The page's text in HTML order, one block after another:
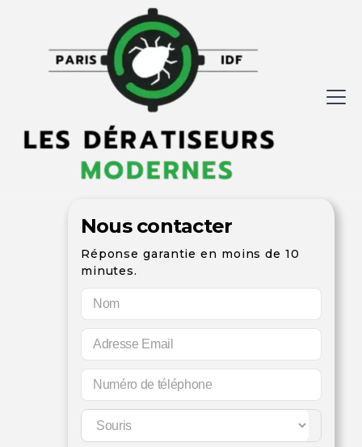
Nous contacter
Réponse garantie en moins de 10
minutes.